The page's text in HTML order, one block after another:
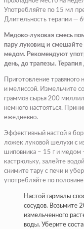
Употребляйте по 15 мл
Длительность терапии —
Медово-луковая смесь
пару луковиц и
медом. Рекомендуют
день, до трапезы.
Приготовление
и мелиссой. Измельчите
граммов сырья 200
немного настояться.
ежедневно.
Эффективный настой в
ложек луковой шелухи с
шиповника – 15 г и
кастрюльку, залейте
снимите тару с печи и
употребляйте по
Настой гармалы
сосудов. Возьмите
измельченного
воды. Уберите